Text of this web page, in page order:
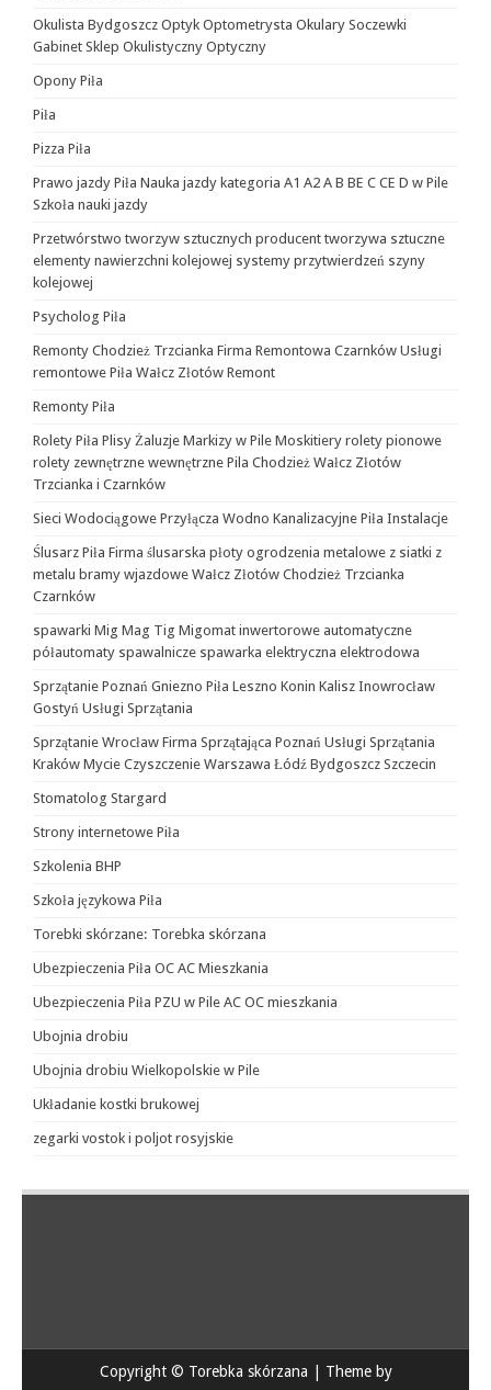
Okulista Bydgoszcz Optyk Optometrysta Okulary Soczewki
Gabinet Sklep Okulistyczny Optyczny
Opony Piła
Piła
Pizza Piła
Prawo jazdy Piła Nauka jazdy kategoria A1 A2 A B BE C CE D‎ w Pile
Szkoła nauki jazdy
Przetwórstwo tworzyw sztucznych producent tworzywa sztuczne
elementy nawierzchni kolejowej systemy przytwierdzeń szyny
kolejowej
Psycholog Piła
Remonty Chodzież Trzcianka Firma Remontowa Czarnków Usługi
remontowe Piła Wałcz Złotów Remont
Remonty Piła
Rolety Piła Plisy Żaluzje Markizy w Pile Moskitiery rolety pionowe
rolety zewnętrzne wewnętrzne Pila Chodzież Wałcz Złotów
Trzcianka i Czarnków
Sieci Wodociągowe Przyłącza Wodno Kanalizacyjne Piła Instalacje
Ślusarz Piła Firma ślusarska płoty ogrodzenia metalowe z siatki z
metalu bramy wjazdowe Wałcz Złotów Chodzież Trzcianka
Czarnków
spawarki Mig Mag Tig Migomat inwertorowe automatyczne
półautomaty spawalnicze spawarka elektryczna elektrodowa
Sprzątanie Poznań Gniezno Piła Leszno Konin Kalisz Inowrocław
Gostyń Usługi Sprzątania
Sprzątanie Wrocław Firma Sprzątająca Poznań Usługi Sprzątania
Kraków Mycie Czyszczenie Warszawa Łódź Bydgoszcz Szczecin
Stomatolog Stargard
Strony internetowe Piła
Szkolenia BHP
Szkoła językowa Piła
Torebki skórzane: Torebka skórzana
Ubezpieczenia Piła OC AC Mieszkania
Ubezpieczenia Piła PZU w Pile AC OC mieszkania
Ubojnia drobiu
Ubojnia drobiu Wielkopolskie w Pile
Układanie kostki brukowej
zegarki vostok i poljot rosyjskie
Copyright © Torebka skórzana | Theme by